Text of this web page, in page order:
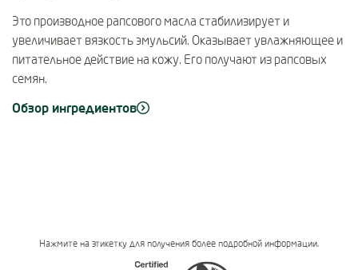
Это производное рапсового масла стабилизирует и
увеличивает вязкость эмульсий. Оказывает увлажняющее и
питательное действие на кожу. Его получают из рапсовых
семян.
Обзор ингредиентов
Нажмите на этикетку для получения более подробной информации.